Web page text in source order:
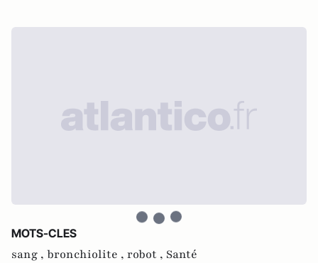
MOTS-CLES
sang , bronchiolite , robot , Santé